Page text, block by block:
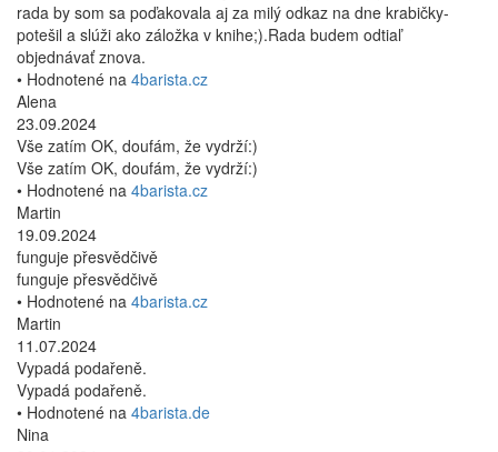
Patrik
25.02.2025
Vyskúšané. Funguje ako nová!
Dúfame, že dlhšie ako originál...
Patrik
25.02.2025
Vyskúšané. Funguje ako nová.
Dúfame, že dlhšie ako originál...
Simona
12.06.2023
Ešte lepšia ako originál;). Staršia, po výraznom opotrebení
(kávovar Staresso,zakúpený tu, používaný takmer denne v práci)
vypovedala službu, tak som rada že som tu našla aj náhradný
diel. Veľmi kladne hodnotím aj balenie a rýchlosť dopravy, veľmi
rada by som sa poďakovala aj za milý odkaz na dne krabičky-
potešil a slúži ako záložka v knihe;).Rada budem odtiaľ
objednávať znova.
• Hodnotené na4barista.cz
Alena
23.09.2024